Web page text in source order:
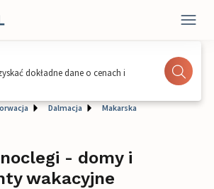
dokładne dane o cenach i
Dalmacja Makarska
- domy i
wakacyjne